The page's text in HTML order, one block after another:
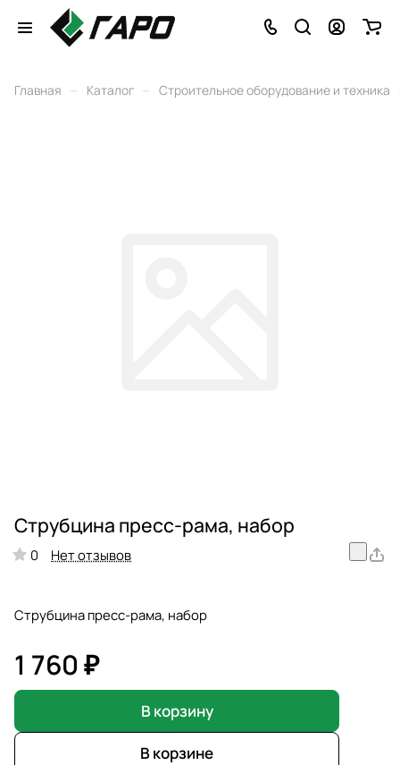
Главная – Каталог – Строительное оборудование и техника
Струбцина пресс-рама, набор
0 Нет отзывов
Струбцина пресс-рама, набор
1 760 ₽
В корзину
В корзине